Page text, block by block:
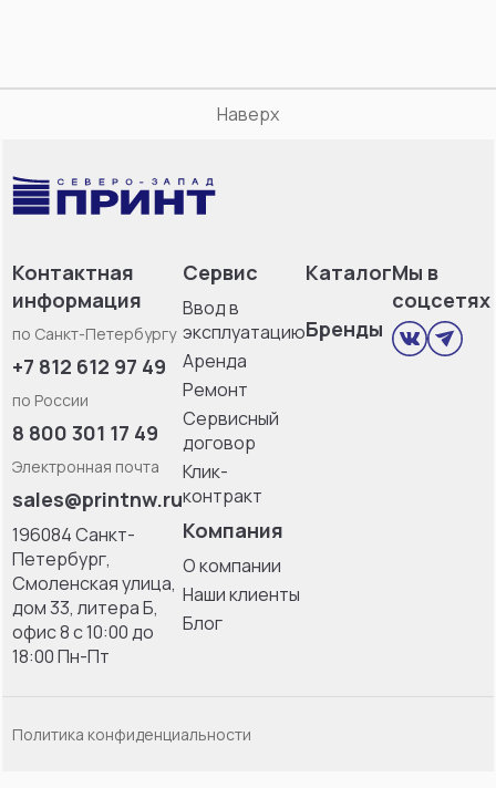
Наверх
Контактная
информация
по Санкт-Петербургу
+7 812 612 97 49
по России
8 800 301 17 49
Электронная почта
sales@printnw.ru
196084 Санкт-
Петербург,
Смоленская улица,
дом 33, литерa Б,
офис 8 с 10:00 до
18:00 Пн-Пт
Сервис
Ввод в
эксплуатацию
Аренда
Ремонт
Сервисный
договор
Клик-
контракт
Компания
О компании
Наши клиенты
Блог
Каталог
Бренды
Мы в
соцсетях
Политика конфиденциальности